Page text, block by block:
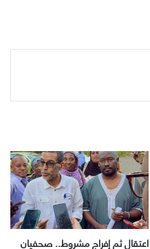
اعتقال ثم إفراج مشروط.. صحفيان